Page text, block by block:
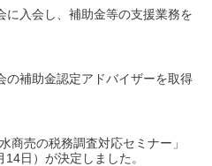
に入会し、補助金等の支援業務を
の補助金認定アドバイザーを取得
商売の税務調査対応セミナー」
日）が決定しました。